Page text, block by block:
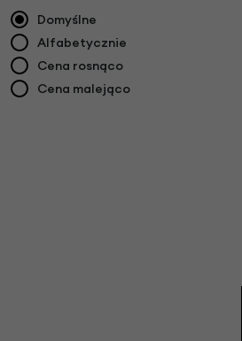
Domyślne
Alfabetycznie
Cena rosnąco
Cena malejąco